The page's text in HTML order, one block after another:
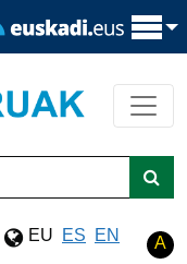
EU ES EN A